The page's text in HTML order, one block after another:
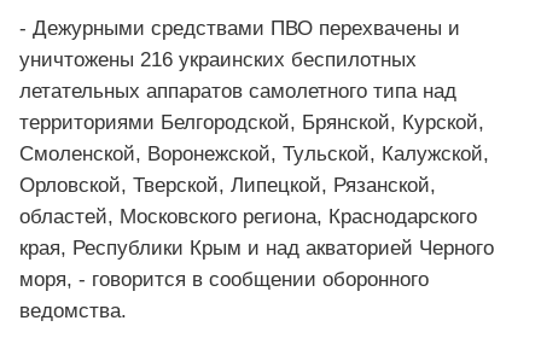
- Дежурными средствами ПВО перехвачены и
уничтожены 216 украинских беспилотных
летательных аппаратов самолетного типа над
территориями Белгородской, Брянской, Курской,
Смоленской, Воронежской, Тульской, Калужской,
Орловской, Тверской, Липецкой, Рязанской,
областей, Московского региона, Краснодарского
края, Республики Крым и над акваторией Черного
моря, - говорится в сообщении оборонного
ведомства.